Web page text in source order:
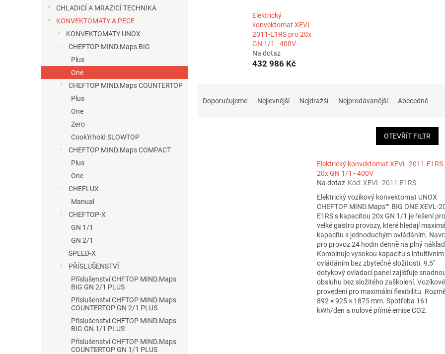
l
CHLADICÍ A MRAZICÍ TECHNIKA
KONVEKTOMATY A PECE
KONVEKTOMATY UNOX
CHEFTOP MIND.Maps BIG
Plus
One
CHEFTOP MIND.Maps COUNTERTOP
Plus
One
Zero
Cook'n'hold SLOWTOP
CHEFTOP MIND.Maps COMPACT
Plus
One
CHEFLUX
Manual
CHEFTOP-X
GN 1/1
GN 2/1
SPEED-X
PŘÍSLUŠENSTVÍ
Příslušenství CHFTOP MIND.Maps
BIG GN 2/1 PLUS
Příslušenství CHFTOP MIND.Maps
COUNTERTOP GN 2/1 PLUS
Příslušenství CHFTOP MIND.Maps
BIG GN 1/1 PLUS
Příslušenství CHFTOP MIND.Maps
COUNTERTOP GN 1/1 PLUS
Elektrický
konvektomat XEVL-
2011-E1RS pro 20x
GN 1/1 - 400V
Na dotaz
432 986 Kč
Doporučujeme Nejlevnější Nejdražší Nejprodávanější Abecedně
OTEVŘÍT FILTR
Elektrický konvektomat XEVL-2011-E1RS
20x GN 1/1 - 400V
Na dotaz Kód:XEVL-2011-E1RS
Elektrický vozíkový konvektomat UNOX
CHEFTOP MIND.Maps™ BIG ONE XEVL-
E1RS s kapacitou 20x GN 1/1 je řešení pro
velké gastro provozy, které hledají
kapacitu s jednoduchým ovládáním.
pro provoz 24 hodin denně na plný
Kombinuje vysokou kapacitu s intuitivním
ovládáním bez zbytečné složitosti. 9,5"
dotykový ovládací panel zajišťuje
obsluhu bez složitého zaškolení. Vozíkové
provedení pro maximální flexibilitu.
892 × 925 × 1875 mm. Spotřeba 161
kWh/den a nulové přímé emise CO2.